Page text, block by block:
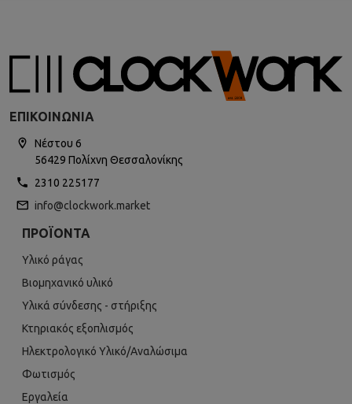
ΕΠΙΚΟΙΝΩΝΊΑ
Νέστου 6
56429 Πολίχνη Θεσσαλονίκης
2310 225177
info@clockwork.market
ΠΡΟΪΌΝΤΑ
Υλικό ράγας
Βιομηχανικό υλικό
Υλικά σύνδεσης - στήριξης
Κτηριακός εξοπλισμός
Ηλεκτρολογικό Υλικό/Αναλώσιμα
Φωτισμός
Εργαλεία